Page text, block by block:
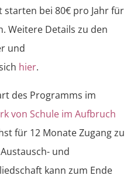
bei 80€ pro Jahr für
Weitere Details zu den
und
hier.
des Programms im
von Schule im Aufbruch
für 12 Monate Zugang zu
und
kann zum Ende